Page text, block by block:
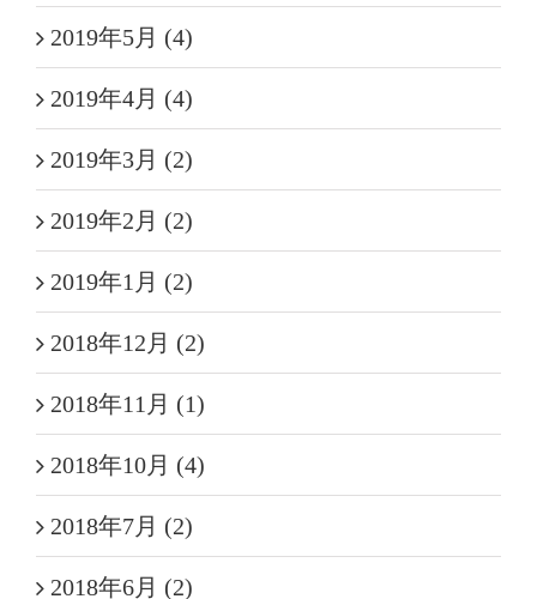
2019年5月 (4)
2019年4月 (4)
2019年3月 (2)
2019年2月 (2)
2019年1月 (2)
2018年12月 (2)
2018年11月 (1)
2018年10月 (4)
2018年7月 (2)
2018年6月 (2)